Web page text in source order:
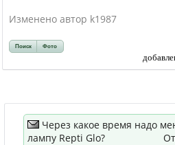
Изменено автор k1987
Поиск Фото
Через какое время надо
лампу Repti Glo?